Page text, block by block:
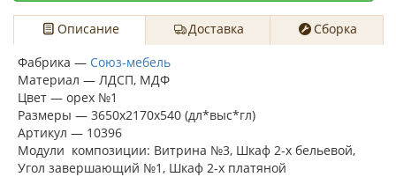
Описание Доставка
Сборка
Фабрика — Союз-мебель
Материал — ЛДСП, МДФ
Цвет — орех №1
Размеры — 3650х2170х540 (дл*выс*гл)
Артикул — 10396
Модули композиции: Витрина №3, Шкаф 2-х бельевой,
Угол завершающий №1, Шкаф 2-х платяной